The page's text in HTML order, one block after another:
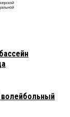
волейбольный